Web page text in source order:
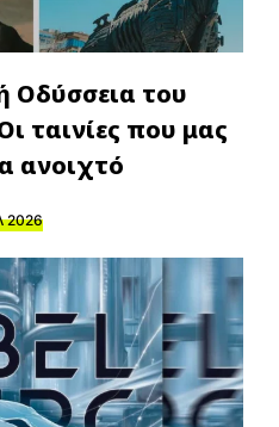
Οδύσσεια του
ταινίες που μας
ανοιχτό
2026